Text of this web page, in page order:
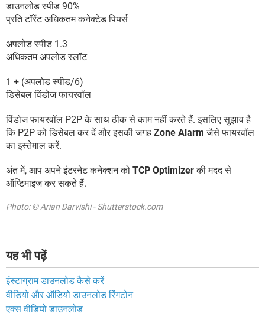
डाउनलोड स्पीड 90%
प्रति टॉरेंट अधिकतम कनेक्टेड पियर्स
अपलोड स्पीड 1.3
अधिकतम अपलोड स्लॉट
1 + (अपलोड स्पीड/6)
डिसेबल विंडोज फायरवॉल
विंडोज फायरवॉल P2P के साथ ठीक से काम नहीं करते हैं. इसलिए सुझाव है
कि P2P को डिसेबल कर दें और इसकी जगह Zone Alarm जैसे फायरवॉल
का इस्तेमाल करें.
अंत में, आप अपने इंटरनेट कनेक्शन को TCP Optimizerकी मदद से
ऑप्टिमाइज कर सकते हैं.
Photo: © Arian Darvishi - Shutterstock.com
यह भी पढ़ें
इंस्टाग्राम डाउनलोड कैसे करें
वीडियो और ऑडियो डाउनलोड रिंगटोन
एक्स वीडियो डाउनलोड